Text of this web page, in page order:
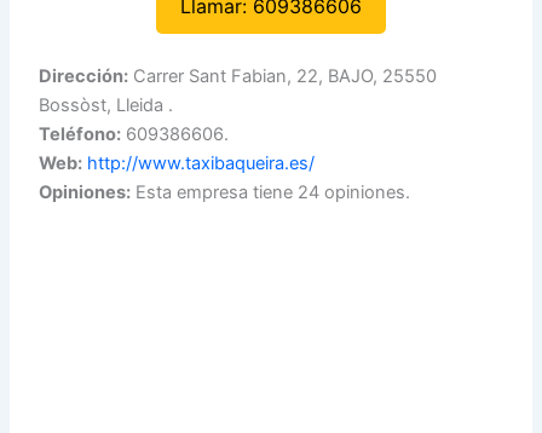
Llamar: 609386606
Dirección: Carrer Sant Fabian, 22, BAJO, 25550
Bossòst, Lleida .
Teléfono: 609386606.
Web: http://www.taxibaqueira.es/
Opiniones: Esta empresa tiene 24 opiniones.